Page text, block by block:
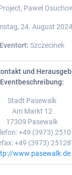
Paweł
24. August
Eventort: Szczecinek
und
Eventbeschreibung:
Stadt Pasewalk
Am Markt 12
17309 Pasewalk
+49 (3973) 2510
+49 (3973)
www.pasewalk.de